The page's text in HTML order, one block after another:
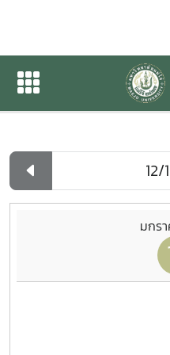
ปฏิทินกิจกรรม
ปฏิทินกิจกรรมของหน่วยงา
มกร